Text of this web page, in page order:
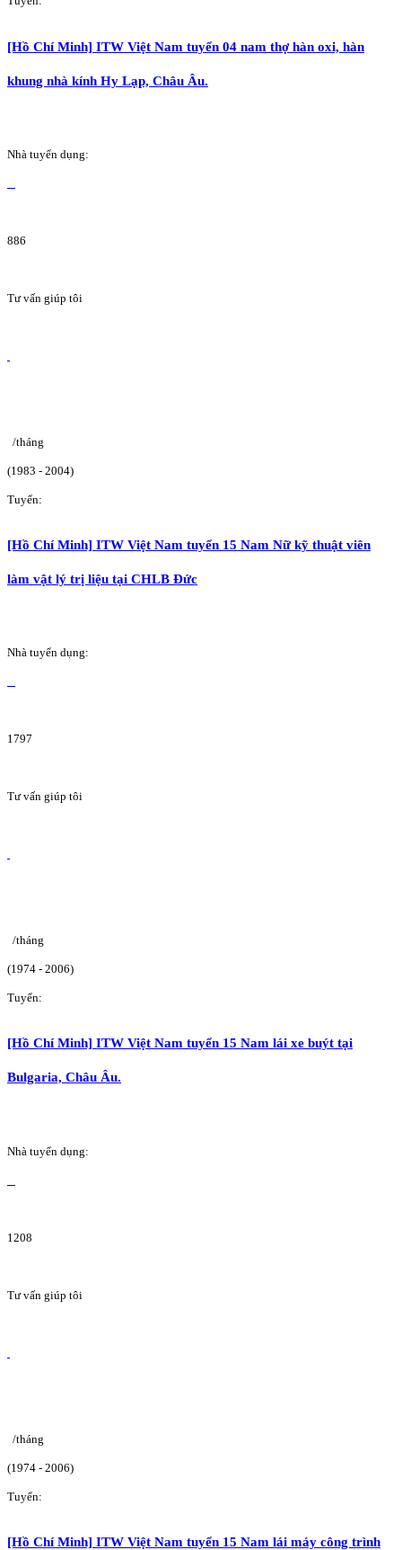
[Hồ Chí Minh] ITW Việt Nam tuyển 04 nam thợ hàn oxi, hàn
khung nhà kính Hy Lạp, Châu Âu.
Nhà tuyển dụng:
886
Tư vấn giúp tôi
/tháng
(1983 - 2004)
Tuyển:
[Hồ Chí Minh] ITW Việt Nam tuyển 15 Nam Nữ kỹ thuật viên
làm vật lý trị liệu tại CHLB Đức
Nhà tuyển dụng:
1797
Tư vấn giúp tôi
/tháng
(1974 - 2006)
Tuyển:
[Hồ Chí Minh] ITW Việt Nam tuyển 15 Nam lái xe buýt tại
Bulgaria, Châu Âu.
Nhà tuyển dụng:
1208
Tư vấn giúp tôi
/tháng
(1974 - 2006)
Tuyển:
[Hồ Chí Minh] ITW Việt Nam tuyển 15 Nam lái máy công trình